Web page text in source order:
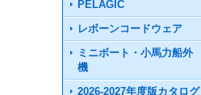
PELAGIC
レボーンコードウェア
ミニボート・小馬力船外
機
2026-2027年度版カタログ